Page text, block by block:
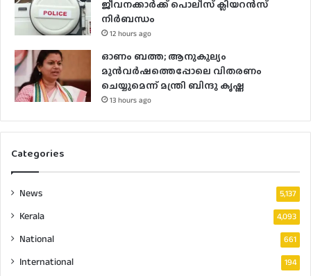
ജീവനക്കാർക്ക് പൊലീസ് ക്ലിയറൻസ്
നിർബന്ധം
12 hours ago
ഓണം ബത്ത; ആനുകൂല്യം
മുൻവർഷത്തെപ്പോലെ വിതരണം
ചെയ്യുമെന്ന് മന്ത്രി ബിന്ദു കൃഷ്ണ
13 hours ago
Categories
News 5,137
Kerala 4,093
National 661
International 194